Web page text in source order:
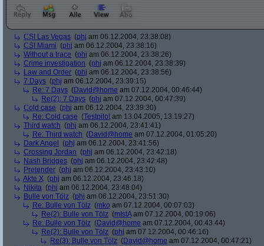
CSI Las Vegas (phj am 06.12.2004, 23:38:08)
CSI Miami (phj am 06.12.2004, 23:38:16)
Without a trace (phj am 06.12.2004, 23:38:26)
Crime investigation (phj am 06.12.2004, 23:38:39)
Law and Order (phj am 06.12.2004, 23:38:56)
7 Days (phj am 06.12.2004, 23:39:15)
Re: 7 Days (David@home am 07.12.2004, 00:46:44)
Re(2): 7 Days (phj am 07.12.2004, 00:47:39)
Cold case (phj am 06.12.2004, 23:39:30)
Re: Cold case (Testpilot am 13.04.2005, 13:19:27)
Third watch (phj am 06.12.2004, 23:41:41)
Re: Third watch (David@home am 07.12.2004, 01:05:20)
Dark Angel
(phj am 06.12.2004, 23:41:56)
Crossing Jordan (phj am 06.12.2004, 23:42:18)
Nash Bridges (phj am 06.12.2004, 23:42:48)
Pretender (phj am 06.12.2004, 23:43:10)
Akte X (phj am 06.12.2004, 23:46:18)
Nikita (phj am 06.12.2004, 23:48:04)
Bulle von Tölz (phj am 06.12.2004, 23:51:30)
Re: Bulle von Tölz (mko am 07.12.2004, 00:07:03)
Re(2): Bulle von Tölz (mIstAam 07.12.2004, 00:19:06)
Re: Bulle von Tölz (David@home am 07.12.2004, 00:43:44)
Re(2): Bulle von Tölz (phj am 07.12.2004, 00:46:16)
Re(3): Bulle von Tölz (David@home am 07.12.2004, 00:47:21)